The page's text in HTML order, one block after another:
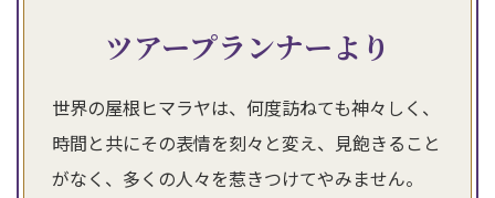
ツアープランナーより
世界の屋根ヒマラヤは、何度訪ねても神々しく、
時間と共にその表情を刻々と変え、見飽きること
がなく、多くの人々を惹きつけてやみません。